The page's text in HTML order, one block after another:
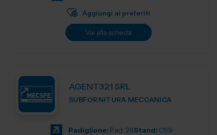
Aggiungi ai preferiti
Vai alla scheda
AGENT321 SRL
SUBFORNITURA MECCANICA
Padiglione: Pad. 26Stand: C99